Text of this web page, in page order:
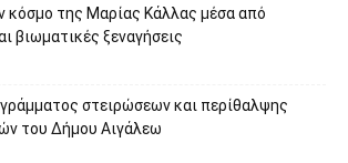
κόσμο της Μαρίας Κάλλας μέσα από
βιωματικές ξεναγήσεις
στειρώσεων και περίθαλψης
του Δήμου Αιγάλεω